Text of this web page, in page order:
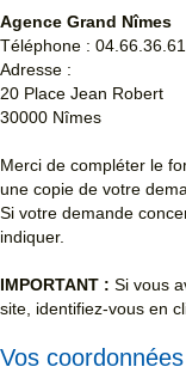
Agence Grand Nîmes
Téléphone :
Adresse :
20 Place Jean Robert
30000 Nîmes
Merci de compléter le
une copie de votre
Si votre demande
indiquer.
IMPORTANT : Si vous
site, identifiez-vous en
Vos coordonnées